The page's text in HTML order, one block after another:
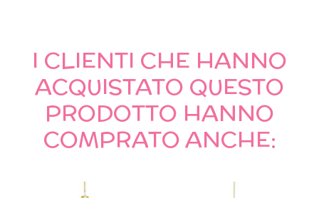
I CLIENTI CHE HANNO
ACQUISTATO QUESTO
PRODOTTO HANNO
COMPRATO ANCHE: